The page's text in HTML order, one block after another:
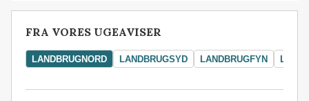
FRA VORES UGEAVISER
LANDBRUGNORD LANDBRUGSYD LANDBRUGFYN